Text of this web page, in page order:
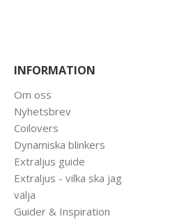
INFORMATION
Om oss
Nyhetsbrev
Coilovers
Dynamiska blinkers
Extraljus guide
Extraljus - vilka ska jag
välja
Guider & Inspiration